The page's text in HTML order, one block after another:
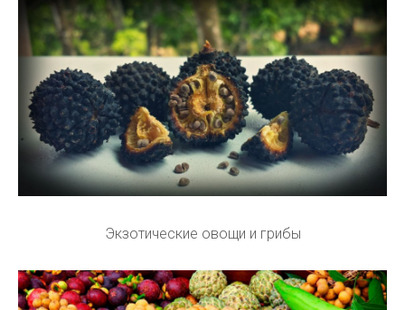
Экзотические овощи и грибы